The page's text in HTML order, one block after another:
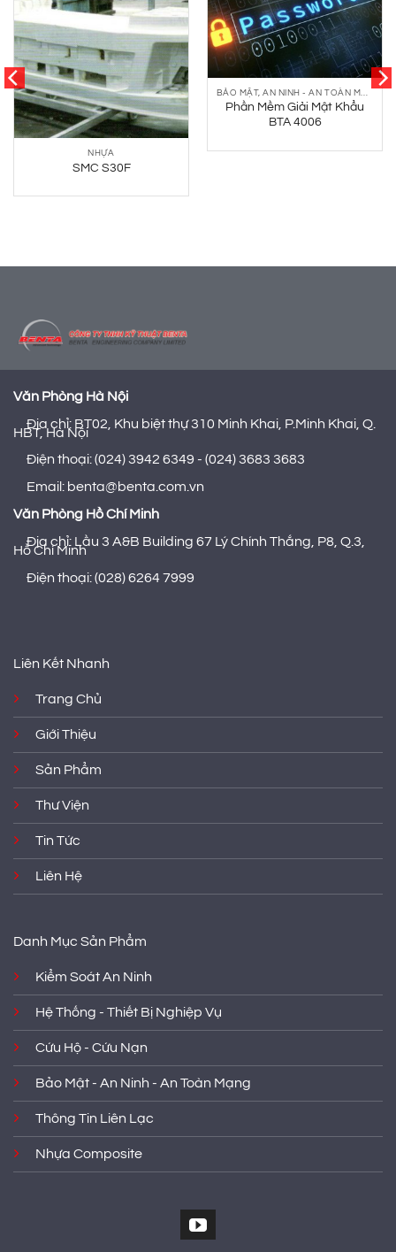
NHỰA
SMC S30F
Phần Mềm Giải Mật Khẩu
BTA 4006
Văn Phòng Hà Nội
Địa chỉ: BT02, Khu biệt thự 310 Minh Khai, P.Minh Khai, Q.
HBT, Hà Nội
Điện thoại: (024) 3942 6349 - (024) 3683 3683
Email: benta@benta.com.vn
Văn Phòng Hồ Chí Minh
Địa chỉ: Lầu 3 A&B Building 67 Lý Chính Thắng, P8, Q.3,
Hồ Chí Minh
Điện thoại: (028) 6264 7999
Liên Kết Nhanh
Trang Chủ
Giới Thiệu
Sản Phẩm
Thư Viện
Tin Tức
Liên Hệ
Danh Mục Sản Phẩm
Kiểm Soát An Ninh
Hệ Thống - Thiết Bị Nghiệp Vụ
Cứu Hộ - Cứu Nạn
Bảo Mật - An Ninh - An Toàn Mạng
Thông Tin Liên Lạc
Nhựa Composite